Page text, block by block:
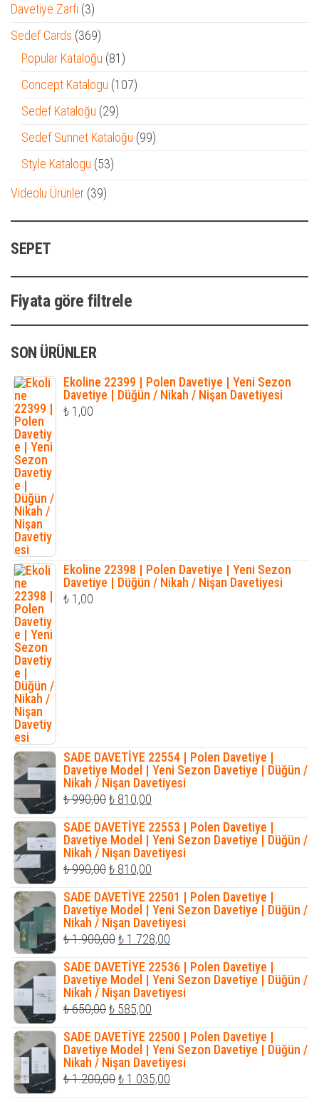
Davetiye Zarfı 33
ürün
Sedef Cards 369369
ürün
Popular Kataloğu 8181
ürün
Concept Katalogu 107107
Sedef Kataloğu 2929
ürün
Sedef Sünnet Kataloğu 9999
Style Katalogu 5353
Videolu Ürünler 3939
SEPET
Fiyata göre filtrele
SON ÜRÜNLER
Ekoline 22399 | Polen Davetiye | Yeni Sezon
Davetiye | Düğün / Nikah / Nişan Davetiyesi
₺ 1,00
Ekoline 22398 | Polen Davetiye | Yeni Sezon
Davetiye | Düğün / Nikah / Nişan Davetiyesi
₺ 1,00
SADE DAVETİYE 22554 | Polen Davetiye |
Davetiye Model | Yeni Sezon Davetiye | Düğün /
Nikah / Nişan Davetiyesi
₺990,00Orijinal
fiyat:
₺ 990,00.
₺ 810,00
fiyat:
₺ 810,00.
SADE DAVETİYE 22553 | Polen Davetiye |
Davetiye Model | Yeni Sezon Davetiye | Düğün /
Nikah / Nişan Davetiyesi
₺990,00Orijinal
fiyat:
₺ 990,00.
₺ 810,00
fiyat:
₺ 810,00.
SADE DAVETİYE 22501 | Polen Davetiye |
Davetiye Model | Yeni Sezon Davetiye | Düğün /
Nikah / Nişan Davetiyesi
₺1.900,00Orijinal
fiyat:
₺ 1.900,00.
₺ 1.728,00
fiyat:
₺ 1.728,00.
SADE DAVETİYE 22536 | Polen Davetiye |
Davetiye Model | Yeni Sezon Davetiye | Düğün /
Nikah / Nişan Davetiyesi
₺650,00Orijinal
fiyat:
₺ 650,00.
₺ 585,00
fiyat:
₺ 585,00.
SADE DAVETİYE 22500 | Polen Davetiye |
Davetiye Model | Yeni Sezon Davetiye | Düğün /
Nikah / Nişan Davetiyesi
₺1.200,00Orijinal
₺ 1.035,00